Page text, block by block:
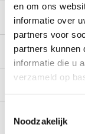
en om ons
informatie over
partners voor
partners kunnen
informatie die u
verzameld op
Noodzakelijk
Beschrijving
Specificaties
Reviews